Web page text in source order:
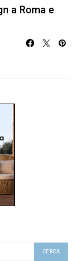
a Roma e
CERCA